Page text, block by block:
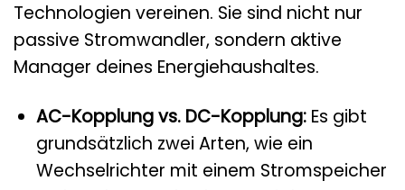
Technologien vereinen. Sie sind nicht nur
passive Stromwandler, sondern aktive
Manager deines Energiehaushaltes.
AC-Kopplung vs. DC-Kopplung:Es gibt
grundsätzlich zwei Arten, wie ein
Wechselrichter mit einem Stromspeicher